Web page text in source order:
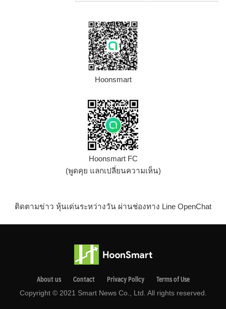
Hoonsmart
Hoonsmart FC
(พูดคุย แลกเปลี่ยนความเห็น)
ติดตามข่าว หุ้นเด่นระหว่างวัน ผ่านช่องทาง Line OpenChat
About us Contact Privacy Pollcy Terms of Use
Copyright © 2021 Smart News Co., Ltd. All rights reserved.